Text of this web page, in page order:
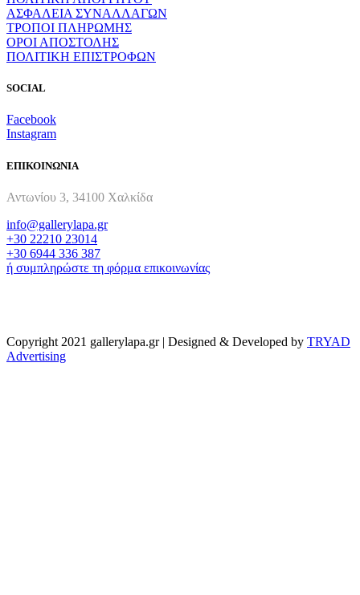
ΑΣΦΑΛΕΙΑ ΣΥΝΑΛΛΑΓΩΝ
ΤΡΟΠΟΙ ΠΛΗΡΩΜΗΣ
ΟΡΟΙ ΑΠΟΣΤΟΛΗΣ
ΠΟΛΙΤΙΚΗ ΕΠΙΣΤΡΟΦΩΝ
SOCIAL
Facebook
Instagram
ΕΠΙΚΟΙΝΩΝΙΑ
Αντωνίου 3, 34100 Χαλκίδα
info@gallerylapa.gr
+30 22210 23014
+30 6944 336 387
ή συμπληρώστε τη φόρμα επικοινωνίας
Copyright 2021 gallerylapa.gr | Designed & Developed by TRYAD
Advertising